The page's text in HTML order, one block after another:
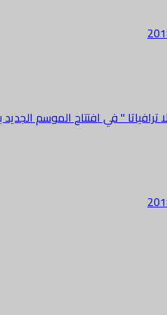
ترافياتا " في افتتاح الموسم الجديد